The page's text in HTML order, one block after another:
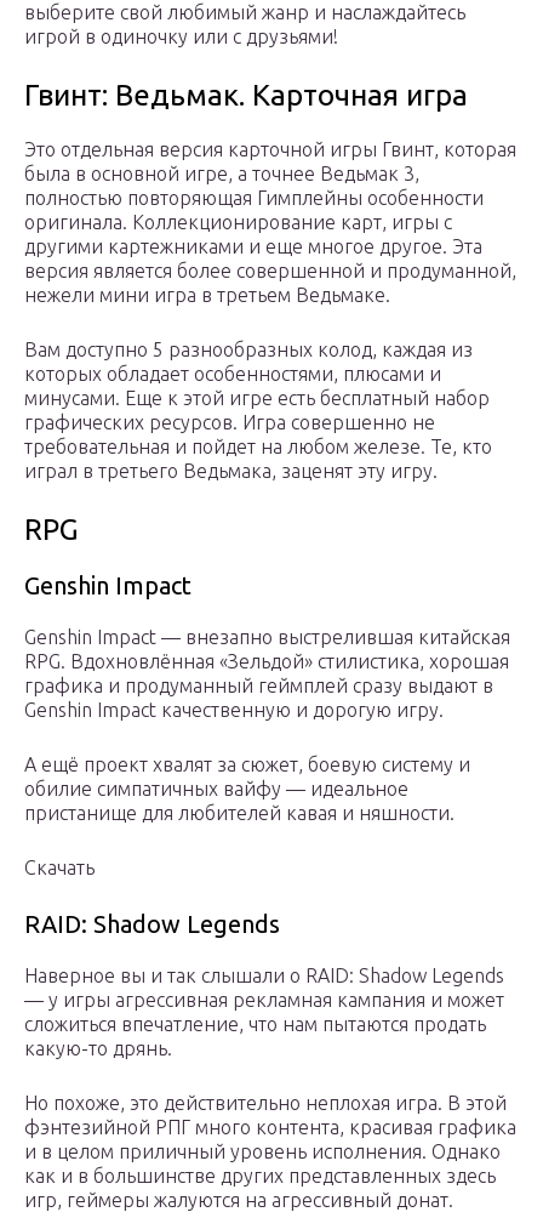
выберите свой любимый жанр и наслаждайтесь
игрой в одиночку или с друзьями!
Гвинт: Ведьмак. Карточная игра
Это отдельная версия карточной игры Гвинт, которая
была в основной игре, а точнее Ведьмак 3,
полностью повторяющая Гимплейны особенности
оригинала. Коллекционирование карт, игры с
другими картежниками и еще многое другое. Эта
версия является более совершенной и продуманной,
нежели мини игра в третьем Ведьмаке.
Вам доступно 5 разнообразных колод, каждая из
которых обладает особенностями, плюсами и
минусами. Еще к этой игре есть бесплатный набор
графических ресурсов. Игра совершенно не
требовательная и пойдет на любом железе. Те, кто
играл в третьего Ведьмака, заценят эту игру.
RPG
Genshin Impact
Genshin Impact — внезапно выстрелившая китайская
RPG. Вдохновлённая «Зельдой» стилистика, хорошая
графика и продуманный геймплей сразу выдают в
Genshin Impact качественную и дорогую игру.
А ещё проект хвалят за сюжет, боевую систему и
обилие симпатичных вайфу — идеальное
пристанище для любителей кавая и няшности.
Скачать
RAID: Shadow Legends
Наверное вы и так слышали о RAID: Shadow Legends
— у игры агрессивная рекламная кампания и может
сложиться впечатление, что нам пытаются продать
какую-то дрянь.
Но похоже, это действительно неплохая игра. В этой
фэнтезийной РПГ много контента, красивая графика
и в целом приличный уровень исполнения. Однако
как и в большинстве других представленных здесь
игр, геймеры жалуются на агрессивный донат.